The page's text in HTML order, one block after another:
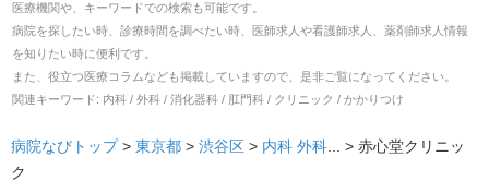
医療機関や、キーワードでの検索も可能です。
病院を探したい時、診療時間を調べたい時、医師求人や看護師求人、薬剤師求人情報
を知りたい時に便利です。
また、役立つ医療コラムなども掲載していますので、是非ご覧になってください。
関連キーワード: 内科 / 外科 / 消化器科 / 肛門科 / クリニック / かかりつけ
病院なびトップ > 東京都 > 渋谷区 > 内科 外科 ... > 赤心堂クリニッ
ク